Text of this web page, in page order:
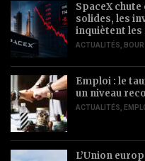
SpaceX
solides, les
inquiètent les
ACTUALITÉS
Emploi : le
un niveau
ACTUALITÉS
L’Union